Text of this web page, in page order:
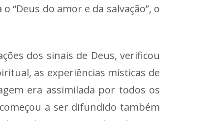
“Deus do amor e da salvação”, o
dos sinais de Deus, verificou
as experiências místicas de
era assimilada por todos os
a ser difundido também